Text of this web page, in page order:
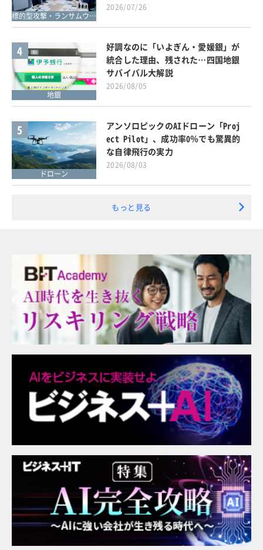
標的型攻撃・ランサムウェア対策
2026/07/26
4
地銀
好調なのに「いよぎん・愛媛銀」が
統合した理由、残された…四国地銀
サバイバル大解説
2026/08/05
5
ドローン
アンソロピックのAIドローン「Proj
ect Pilot」、成功率0％でも驚異的
な自律飛行の実力
2026/08/03
もっと見る